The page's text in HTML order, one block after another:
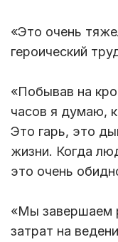
«Это очень
героический
«Побывав на
часов я думаю,
Это гарь, это
жизни. Когда
это очень
«Мы завершаем
затрат на